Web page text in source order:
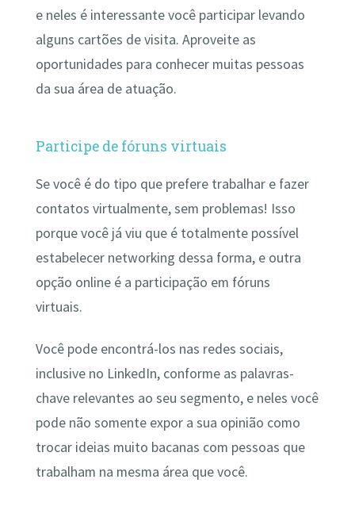
e neles é interessante você participar levando
alguns cartões de visita. Aproveite as
oportunidades para conhecer muitas pessoas
da sua área de atuação.
Participe de fóruns virtuais
Se você é do tipo que prefere trabalhar e fazer
contatos virtualmente, sem problemas! Isso
porque você já viu que é totalmente possível
estabelecer networking dessa forma, e outra
opção online é a participação em fóruns
virtuais.
Você pode encontrá-los nas redes sociais,
inclusive no LinkedIn, conforme as palavras-
chave relevantes ao seu segmento, e neles você
pode não somente expor a sua opinião como
trocar ideias muito bacanas com pessoas que
trabalham na mesma área que você.